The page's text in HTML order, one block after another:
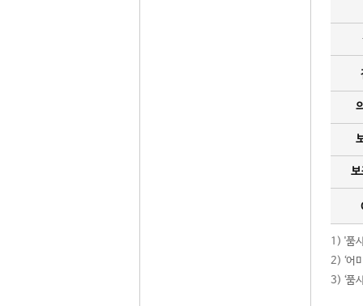
보
1) '품
2) ‘어
3) ‘품